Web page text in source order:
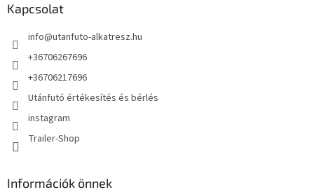
Kapcsolat
info@utanfuto-alkatresz.hu
+36706267696
+36706217696
Utánfutó értékesítés és bérlés
instagram
Trailer-Shop
Információk önnek